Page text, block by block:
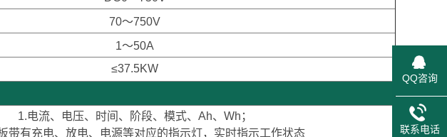
70～750V
1～50A
≤37.5KW
1.电流、电压、时间、阶段、模式、Ah、Wh；
带有充电、放电、电源等对应的指示灯，实时指示工作状态
QQ咨询
联系电话